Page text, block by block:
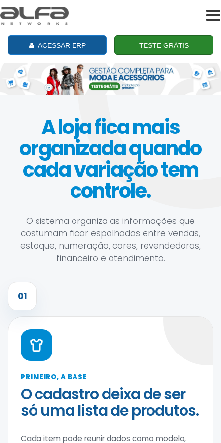
ACESSAR ERP TESTE GRÁTIS
A loja fica mais
organizada quando
cada variação tem
controle.
O sistema organiza as informações que
costumam ficar espalhadas entre vendas,
estoque, numeração, cores, revendedoras,
financeiro e atendimento.
01
PRIMEIRO, A BASE
O cadastro deixa de ser
só uma lista de produtos.
Cada item pode reunir dados como modelo,